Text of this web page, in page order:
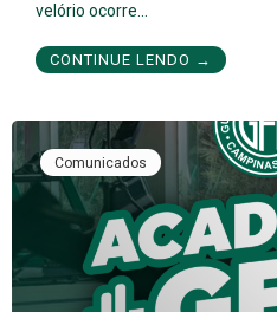
velório ocorre…
CONTINUE LENDO →
Comunicados